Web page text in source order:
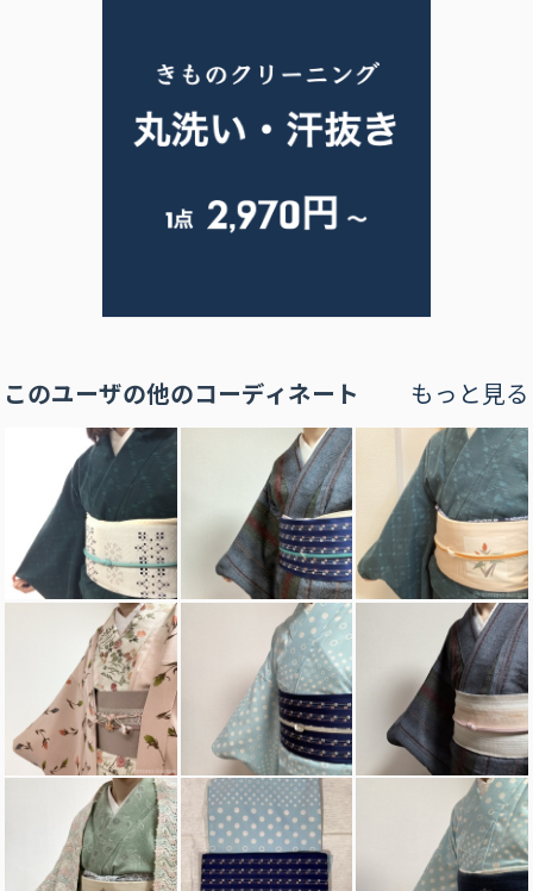
このユーザの他のコーディネート もっと見る